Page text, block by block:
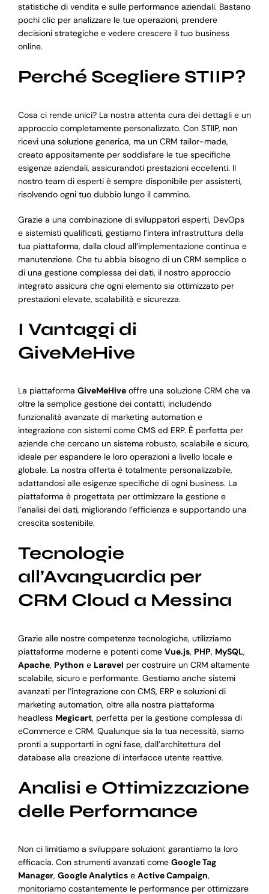
statistiche di vendita e sulle performance aziendali. Bastano
pochi clic per analizzare le tue operazioni, prendere
decisioni strategiche e vedere crescere il tuo business
online.
Perché Scegliere STIIP?
Cosa ci rende unici? La nostra attenta cura dei dettagli e un
approccio completamente personalizzato. Con STIIP, non
ricevi una soluzione generica, ma un CRM tailor-made,
creato appositamente per soddisfare le tue specifiche
esigenze aziendali, assicurandoti prestazioni eccellenti. Il
nostro team di esperti è sempre disponibile per assisterti,
risolvendo ogni tuo dubbio lungo il cammino.
Grazie a una combinazione di sviluppatori esperti, DevOps
e sistemisti qualificati, gestiamo l’intera infrastruttura della
tua piattaforma, dalla cloud all’implementazione continua e
manutenzione. Che tu abbia bisogno di un CRM semplice o
di una gestione complessa dei dati, il nostro approccio
integrato assicura che ogni elemento sia ottimizzato per
prestazioni elevate, scalabilità e sicurezza.
I Vantaggi di
GiveMeHive
La piattaforma GiveMeHiveoffre una soluzione CRM che va
oltre la semplice gestione dei contatti, includendo
funzionalità avanzate di marketing automation e
integrazione con sistemi come CMS ed ERP. È perfetta per
aziende che cercano un sistema robusto, scalabile e sicuro,
ideale per espandere le loro operazioni a livello locale e
globale. La nostra offerta è totalmente personalizzabile,
adattandosi alle esigenze specifiche di ogni business. La
piattaforma è progettata per ottimizzare la gestione e
l’analisi dei dati, migliorando l’efficienza e supportando una
crescita sostenibile.
Tecnologie
all’Avanguardia per
CRM Cloud a Messina
Grazie alle nostre competenze tecnologiche, utilizziamo
piattaforme moderne e potenti come Vue.js, PHP, MySQL,
Apache, Python e Laravel per costruire un CRM altamente
scalabile, sicuro e performante. Gestiamo anche sistemi
avanzati per l’integrazione con CMS, ERP e soluzioni di
marketing automation, oltre alla nostra piattaforma
headless Megicart, perfetta per la gestione complessa di
eCommerce e CRM. Qualunque sia la tua necessità, siamo
pronti a supportarti in ogni fase, dall’architettura del
database alla creazione di interfacce utente reattive.
Analisi e Ottimizzazione
delle Performance
Non ci limitiamo a sviluppare soluzioni: garantiamo la loro
efficacia. Con strumenti avanzati come Google Tag
Manager, Google Analyticse Active Campaign,
monitoriamo costantemente le performance per ottimizzare